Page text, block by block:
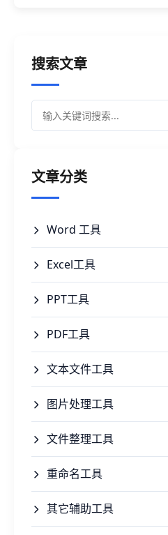
人烦躁的了。
搜索文章
文章分类
Word 工具
Excel工具
PPT工具
PDF工具
文本文件工具
图片处理工具
文件整理工具
重命名工具
其它辅助工具